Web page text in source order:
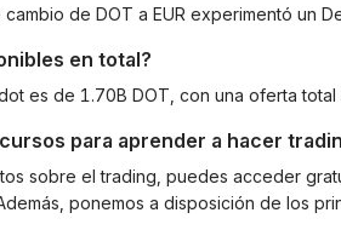
de DOT a EUR experimentó un
en total?
es de 1.70B DOT, con una oferta total
para aprender a hacer
sobre el trading, puedes acceder
ponemos a disposición de los